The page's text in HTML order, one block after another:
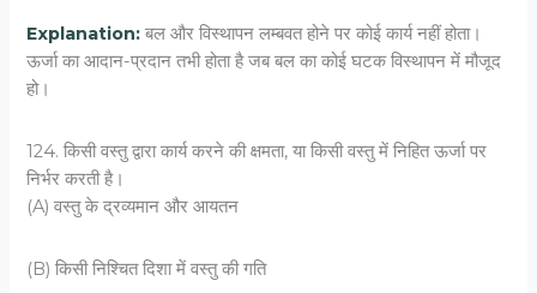
Explanation: बल और विस्थापन लम्बवत होने पर कोई कार्य नहीं होता।
ऊर्जा का आदान-प्रदान तभी होता है जब बल का कोई घटक विस्थापन में मौजूद
हो।
124. किसी वस्‍तु द्वारा कार्य करने की क्षमता, या किसी वस्‍तु में निहित ऊर्जा पर
निर्भर करती है।
(A) वस्‍तु के द्रव्‍यमान और आयतन
(B) किसी निश्चित दिशा में वस्‍तु की गति